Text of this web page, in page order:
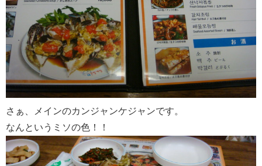
さぁ、メインのカンジャンケジャンです。
なんというミソの色！！